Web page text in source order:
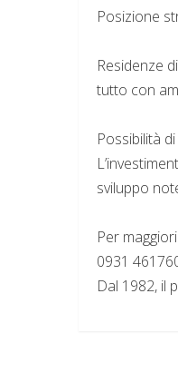
Posizione
Residenze
tutto con
Possibilità
sviluppo
Per
0931
Dal 1982, il